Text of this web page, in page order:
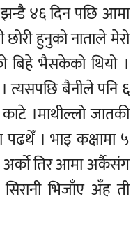
झन्डै ४६ दिन पछि आमा
हुनुको नाताले मेरो
बिहे भैसकेको थियो ।
। त्यसपछि बैनीले पनि ६
।माथील्लो जातकी
। भाइ कक्षामा ५
अर्को तिर आमा अर्कैसंग
भिजाँए अँह ती